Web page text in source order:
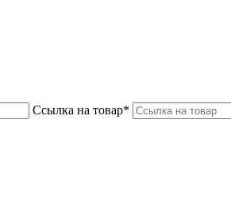
Ссылка на товар*